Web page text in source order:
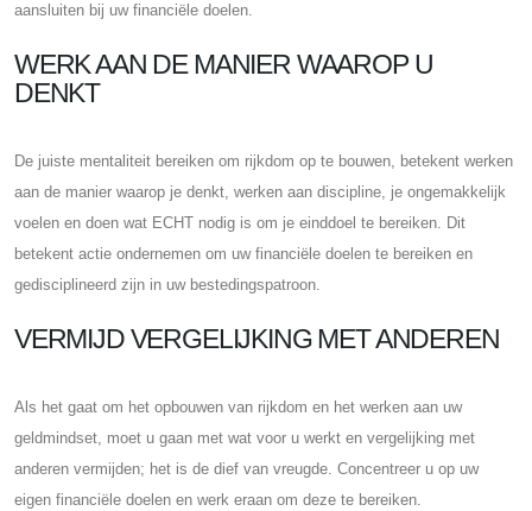
aansluiten bij uw financiële doelen.
WERK AAN DE MANIER WAAROP U
DENKT
De juiste mentaliteit bereiken om rijkdom op te bouwen, betekent werken
aan de manier waarop je denkt, werken aan discipline, je ongemakkelijk
voelen en doen wat ECHT nodig is om je einddoel te bereiken. Dit
betekent actie ondernemen om uw financiële doelen te bereiken en
gedisciplineerd zijn in uw bestedingspatroon.
VERMIJD VERGELIJKING MET ANDEREN
Als het gaat om het opbouwen van rijkdom en het werken aan uw
geldmindset, moet u gaan met wat voor u werkt en vergelijking met
anderen vermijden; het is de dief van vreugde. Concentreer u op uw
eigen financiële doelen en werk eraan om deze te bereiken.